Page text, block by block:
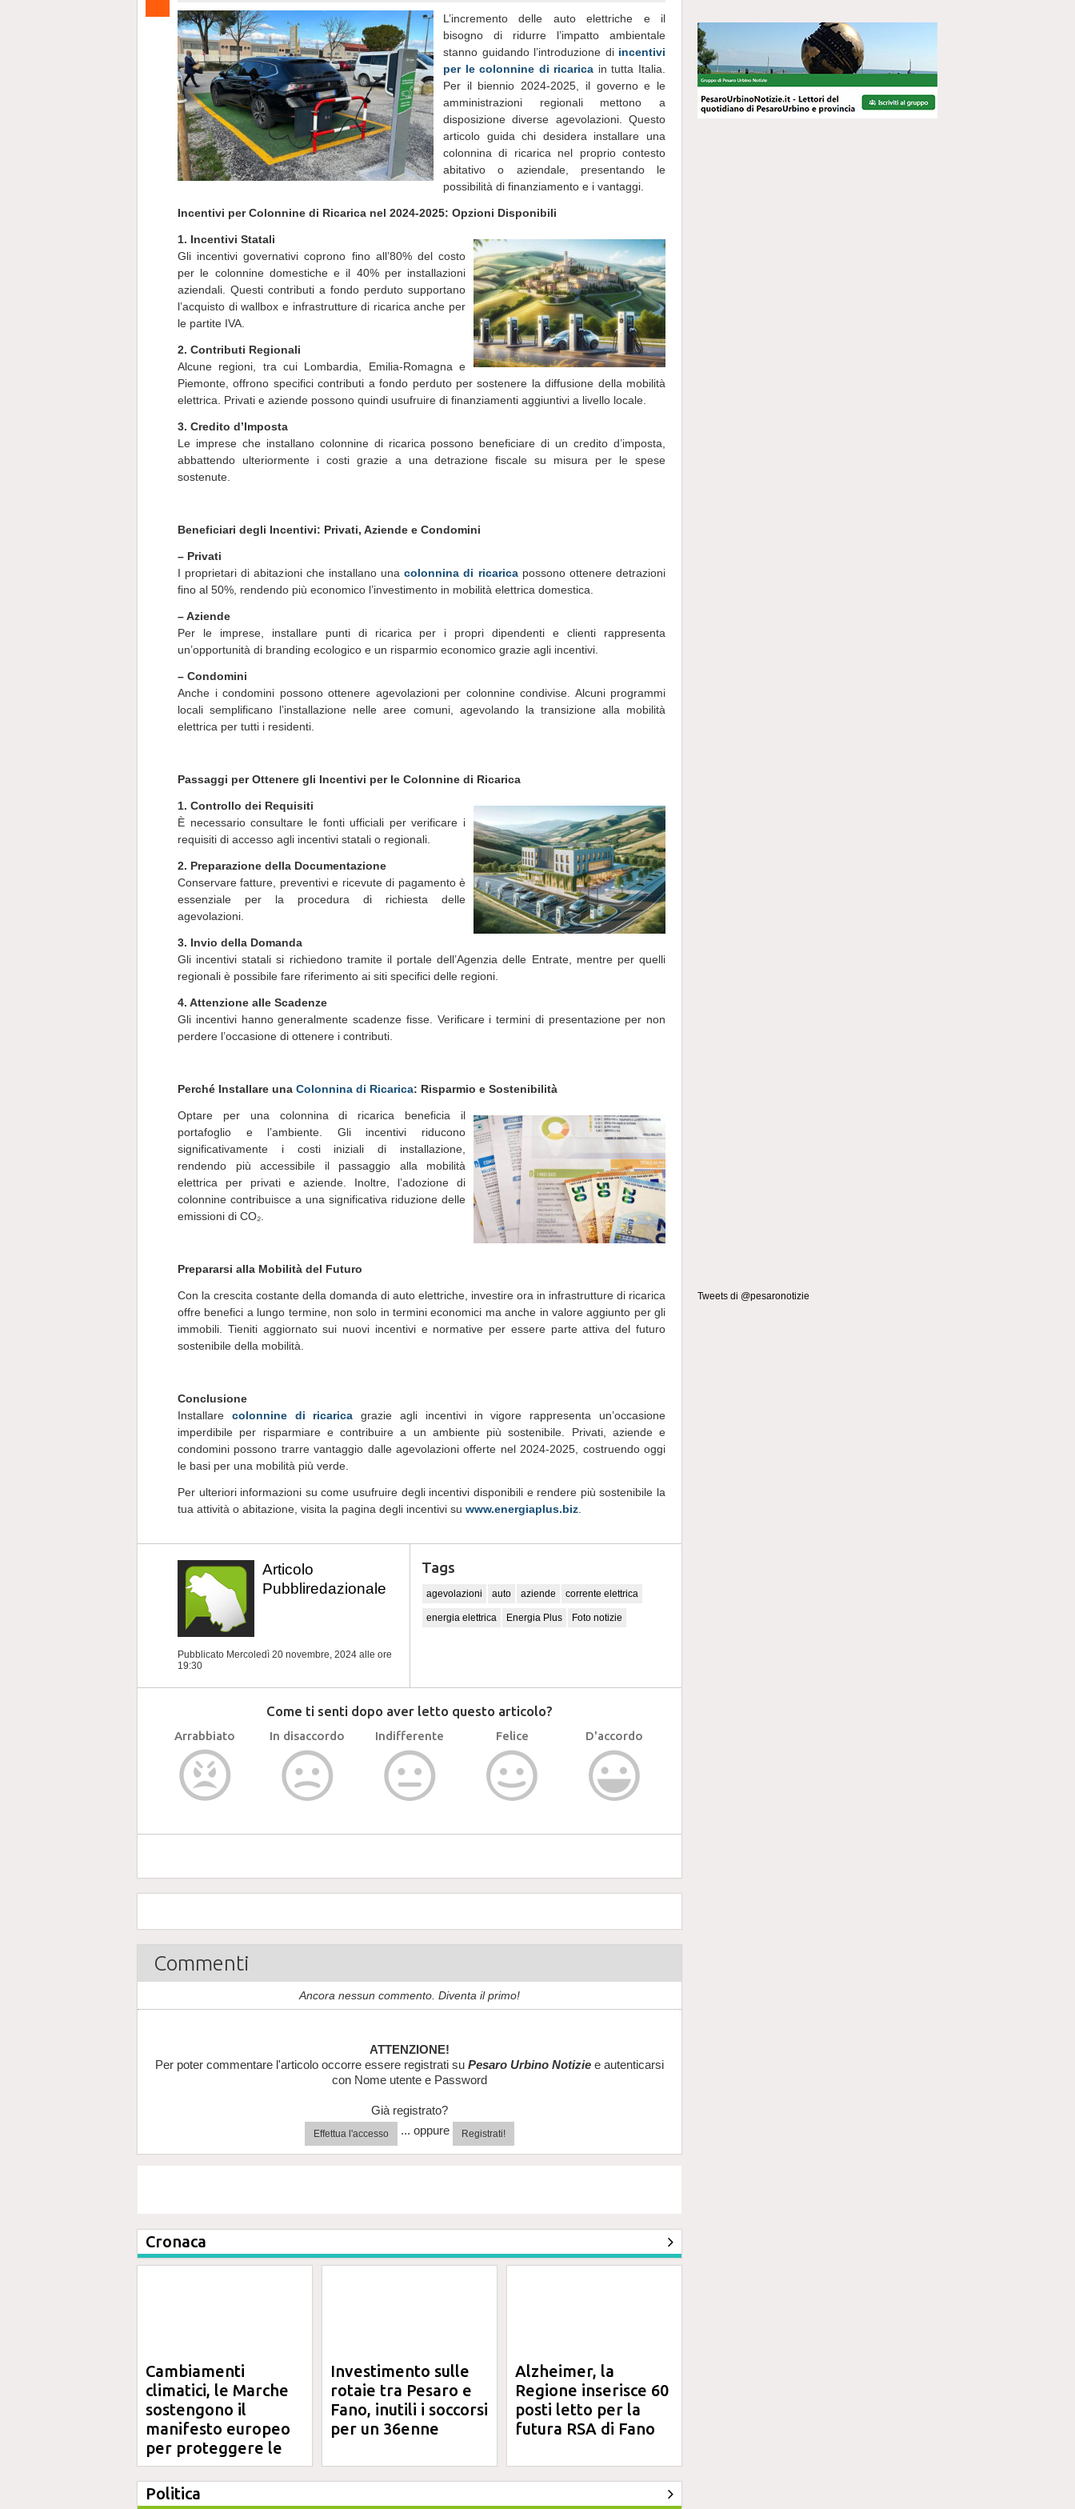
L’incremento delle auto elettriche e il
bisogno di ridurre l’impatto ambientale
stanno guidando l’introduzione di incentivi
per le colonnine di ricarica in tutta Italia.
Per il biennio 2024-2025, il governo e le
amministrazioni regionali mettono a
disposizione diverse agevolazioni. Questo
articolo guida chi desidera installare una
colonnina di ricarica nel proprio contesto
abitativo o aziendale, presentando le
possibilità di finanziamento e i vantaggi.
Incentivi per Colonnine di Ricarica nel 2024-2025: Opzioni Disponibili
1. Incentivi Statali
Gli incentivi governativi coprono fino all’80% del costo
per le colonnine domestiche e il 40% per installazioni
aziendali. Questi contributi a fondo perduto supportano
l’acquisto di wallbox e infrastrutture di ricarica anche per
le partite IVA.
2. Contributi Regionali
Alcune regioni, tra cui Lombardia, Emilia-Romagna e
Piemonte, offrono specifici contributi a fondo perduto per sostenere la diffusione della mobilità
elettrica. Privati e aziende possono quindi usufruire di finanziamenti aggiuntivi a livello locale.
3. Credito d’Imposta
Le imprese che installano colonnine di ricarica possono beneficiare di un credito d’imposta,
abbattendo ulteriormente i costi grazie a una detrazione fiscale su misura per le spese
sostenute.
Beneficiari degli Incentivi: Privati, Aziende e Condomini
– Privati
I proprietari di abitazioni che installano unacolonnina di ricaricapossono ottenere detrazioni
fino al 50%, rendendo più economico l’investimento in mobilità elettrica domestica.
– Aziende
Per le imprese, installare punti di ricarica per i propri dipendenti e clienti rappresenta
un’opportunità di branding ecologico e un risparmio economico grazie agli incentivi.
– Condomini
Anche i condomini possono ottenere agevolazioni per colonnine condivise. Alcuni programmi
locali semplificano l’installazione nelle aree comuni, agevolando la transizione alla mobilità
elettrica per tutti i residenti.
Passaggi per Ottenere gli Incentivi per le Colonnine di Ricarica
1. Controllo dei Requisiti
È necessario consultare le fonti ufficiali per verificare i
requisiti di accesso agli incentivi statali o regionali.
2. Preparazione della Documentazione
Conservare fatture, preventivi e ricevute di pagamento è
essenziale per la procedura di richiesta delle
agevolazioni.
3. Invio della Domanda
Gli incentivi statali si richiedono tramite il portale dell’Agenzia delle Entrate, mentre per quelli
regionali è possibile fare riferimento ai siti specifici delle regioni.
4. Attenzione alle Scadenze
Gli incentivi hanno generalmente scadenze fisse. Verificare i termini di presentazione per non
perdere l’occasione di ottenere i contributi.
Perché Installare una Colonnina di Ricarica: Risparmio e Sostenibilità
Optare per una colonnina di ricarica beneficia il
portafoglio e l’ambiente. Gli incentivi riducono
significativamente i costi iniziali di installazione,
rendendo più accessibile il passaggio alla mobilità
elettrica per privati e aziende. Inoltre, l’adozione di
colonnine contribuisce a una significativa riduzione delle
emissioni di CO₂.
Prepararsi alla Mobilità del Futuro
Con la crescita costante della domanda di auto elettriche, investire ora in infrastrutture di ricarica
offre benefici a lungo termine, non solo in termini economici ma anche in valore aggiunto per gli
immobili. Tieniti aggiornato sui nuovi incentivi e normative per essere parte attiva del futuro
sostenibile della mobilità.
Conclusione
Installare colonnine di ricarica grazie agli incentivi in vigore rappresenta un’occasione
imperdibile per risparmiare e contribuire a un ambiente più sostenibile. Privati, aziende e
condomini possono trarre vantaggio dalle agevolazioni offerte nel 2024-2025, costruendo oggi
le basi per una mobilità più verde.
Per ulteriori informazioni su come usufruire degli incentivi disponibili e rendere più sostenibile la
tua attività o abitazione, visita la pagina degli incentivi su www.energiaplus.biz
Articolo
Pubbliredazionale
Pubblicato Mercoledì 20 novembre, 2024 alle ore
19:30
Tags
agevolazioni auto aziende corrente elettrica
energia elettrica Energia Plus Foto notizie
Come ti senti dopo aver letto questo articolo?
Arrabbiato In disaccordo Indifferente Felice D'accordo
Commenti
Ancora nessun commento. Diventa il primo!
ATTENZIONE!
Per poter commentare l'articolo occorre essere registrati su Pesaro Urbino Notizie e autenticarsi
con Nome utente e Password
Già registrato?
Effettua l'accesso ... oppure Registrati!
Cronaca
Cambiamenti
climatici, le Marche
sostengono il
manifesto europeo
per proteggere le
aree costiere
Investimento sulle
rotaie tra Pesaro e
Fano, inutili i soccorsi
per un 36enne
Alzheimer, la
Regione inserisce 60
posti letto per la
futura RSA di Fano
Politica
Tweets di @pesaronotizie